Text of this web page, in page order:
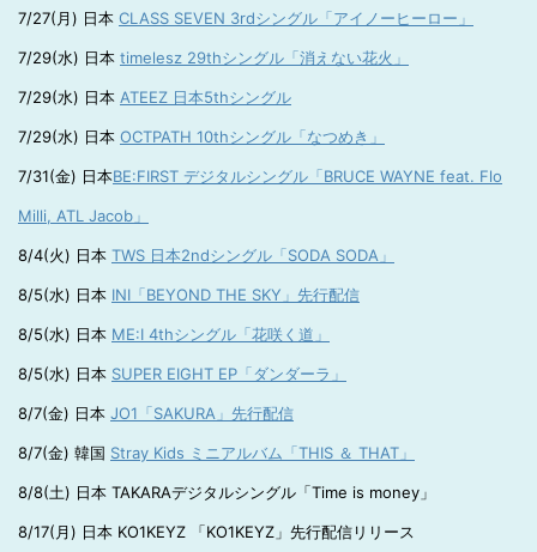
7/27(月) 日本 CLASS SEVEN 3rdシングル「アイノーヒーロー」
7/29(水) 日本 timelesz 29thシングル「消えない花火」
7/29(水) 日本 ATEEZ 日本5thシングル
7/29(水) 日本 OCTPATH 10thシングル「なつめき」
7/31(金) 日本BE:FIRST デジタルシングル「BRUCE WAYNE feat. Flo
Milli, ATL Jacob」
8/4(火) 日本 TWS 日本2ndシングル「SODA SODA」
8/5(水) 日本 INI「BEYOND THE SKY」先行配信
8/5(水) 日本 ME:I 4thシングル「花咲く道」
8/5(水) 日本 SUPER EIGHT EP「ダンダーラ」
8/7(金) 日本 JO1「SAKURA」先行配信
8/7(金) 韓国 Stray Kids ミニアルバム「THIS ＆ THAT」
8/8(土) 日本 TAKARAデジタルシングル「Time is money」
8/17(月) 日本 KO1KEYZ 「KO1KEYZ」先行配信リリース